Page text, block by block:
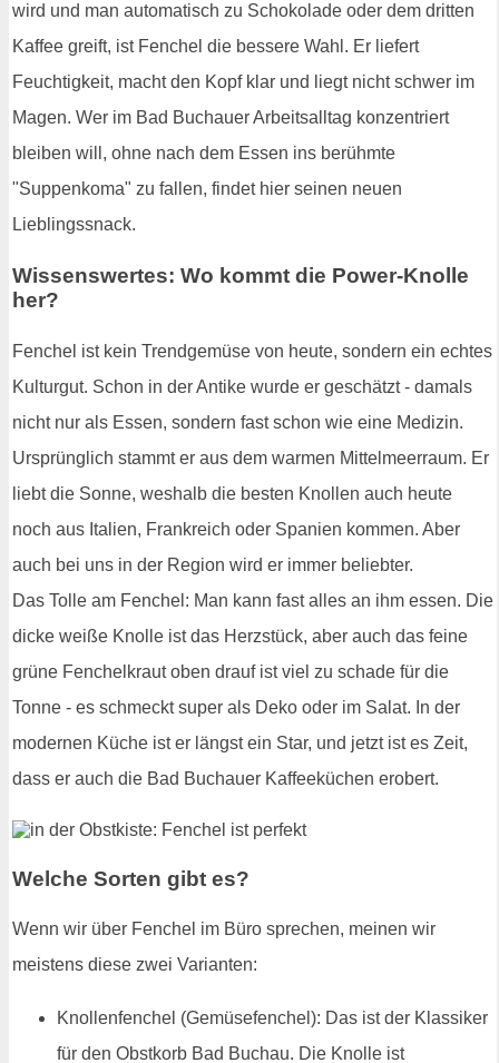
wird und man automatisch zu Schokolade oder dem dritten
Kaffee greift, ist Fenchel die bessere Wahl. Er liefert
Feuchtigkeit, macht den Kopf klar und liegt nicht schwer im
Magen. Wer im Bad Buchauer Arbeitsalltag konzentriert
bleiben will, ohne nach dem Essen ins berühmte
"Suppenkoma" zu fallen, findet hier seinen neuen
Lieblingssnack.
Wissenswertes: Wo kommt die Power-Knolle
her?
Fenchel ist kein Trendgemüse von heute, sondern ein echtes
Kulturgut. Schon in der Antike wurde er geschätzt - damals
nicht nur als Essen, sondern fast schon wie eine Medizin.
Ursprünglich stammt er aus dem warmen Mittelmeerraum. Er
liebt die Sonne, weshalb die besten Knollen auch heute
noch aus Italien, Frankreich oder Spanien kommen. Aber
auch bei uns in der Region wird er immer beliebter.
Das Tolle am Fenchel: Man kann fast alles an ihm essen. Die
dicke weiße Knolle ist das Herzstück, aber auch das feine
grüne Fenchelkraut oben drauf ist viel zu schade für die
Tonne - es schmeckt super als Deko oder im Salat. In der
modernen Küche ist er längst ein Star, und jetzt ist es Zeit,
dass er auch die Bad Buchauer Kaffeeküchen erobert.
Welche Sorten gibt es?
Wenn wir über Fenchel im Büro sprechen, meinen wir
meistens diese zwei Varianten:
Knollenfenchel (Gemüsefenchel): Das ist der Klassiker
für den Obstkorb Bad Buchau. Die Knolle ist